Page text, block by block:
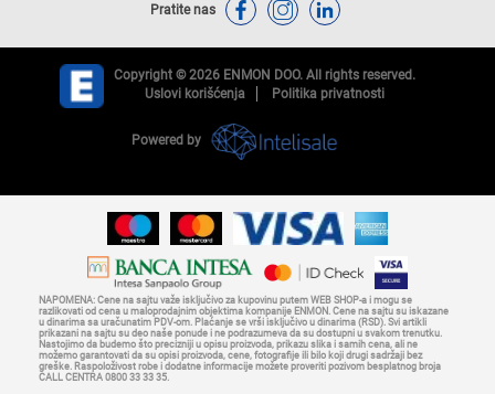
Pratite nas
Copyright © 2026 ENMON DOO. All rights reserved.
Uslovi korišćenja
Politika privatnosti
Powered by
NAPOMENA: Cene na sajtu važe isključivo za kupovinu putem WEB SHOP-a i mogu se
razlikovati od cena u maloprodajnim objektima kompanije ENMON. Cene na sajtu su iskazane
u dinarima sa uračunatim PDV-om. Plaćanje se vrši isključivo u dinarima (RSD). Svi artikli
prikazani na sajtu su deo naše ponude i ne podrazumeva da su dostupni u svakom trenutku.
Nastojimo da budemo što precizniji u opisu proizvoda, prikazu slika i samih cena, ali ne
možemo garantovati da su opisi proizvoda, cene, fotografije ili bilo koji drugi sadržaji bez
greške. Raspoloživost robe i dodatne informacije možete proveriti pozivom besplatnog broja
CALL CENTRA 0800 33 33 35.